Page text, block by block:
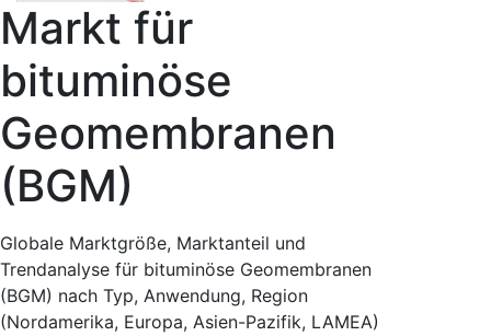
Markt für
bituminöse
Geomembranen
(BGM)
Globale Marktgröße, Marktanteil und
Trendanalyse für bituminöse Geomembranen
(BGM) nach Typ, Anwendung, Region
(Nordamerika, Europa, Asien-Pazifik, LAMEA)